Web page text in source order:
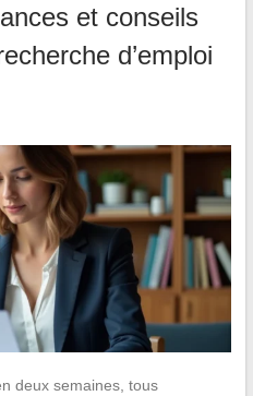
et conseils
d’emploi
deux semaines, tous